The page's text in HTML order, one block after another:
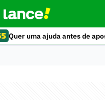
Quer uma ajuda antes de